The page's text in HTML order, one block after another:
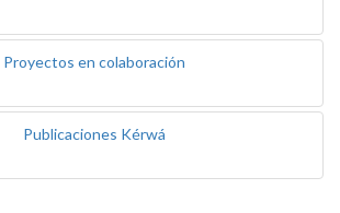
Proyectos en colaboración
Publicaciones Kérwá